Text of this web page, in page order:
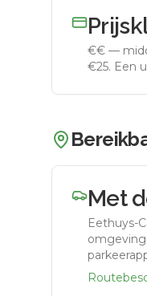
€€ —
€25. Een
Met
Eethuys-
omgeving